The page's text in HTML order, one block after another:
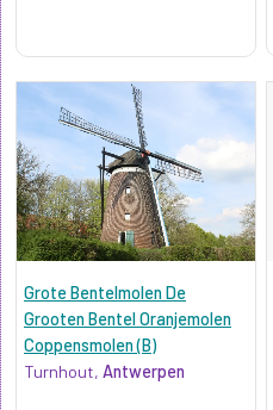
Grote Bentelmolen De
Grooten Bentel Oranjemolen
Coppensmolen (B)
Turnhout, Antwerpen